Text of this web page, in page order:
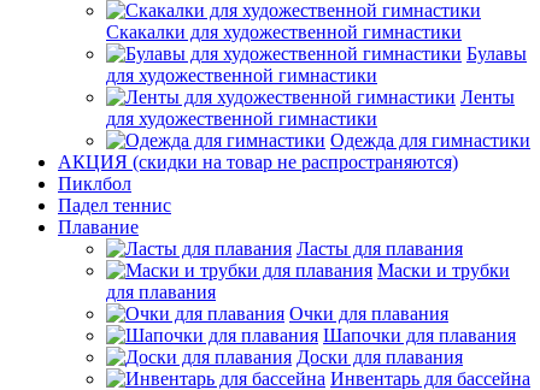
Скакалки для художественной гимнастики
Булавы
для художественной гимнастики
Ленты
для художественной гимнастики
Одежда для гимнастики
АКЦИЯ (скидки на товар не распространяются)
Пиклбол
Падел теннис
Плавание
Ласты для плавания
Маски и трубки
для плавания
Очки для плавания
Шапочки для плавания
Доски для плавания
Инвентарь для бассейна